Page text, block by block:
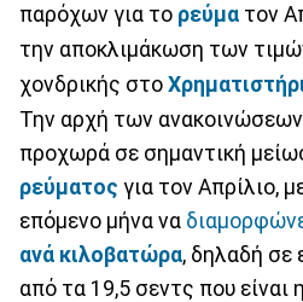
παρόχων για το ρεύμα τον
την αποκλιμάκωση των
χονδρικής στο
Την αρχή των ανακοινώσεων
προχωρά σε σημαντική
ρεύματος για τον Απρίλιο,
επόμενο μήνα να
ανά κιλοβατώρα, δηλαδή σε
από τα 19,5 σεντς που είναι